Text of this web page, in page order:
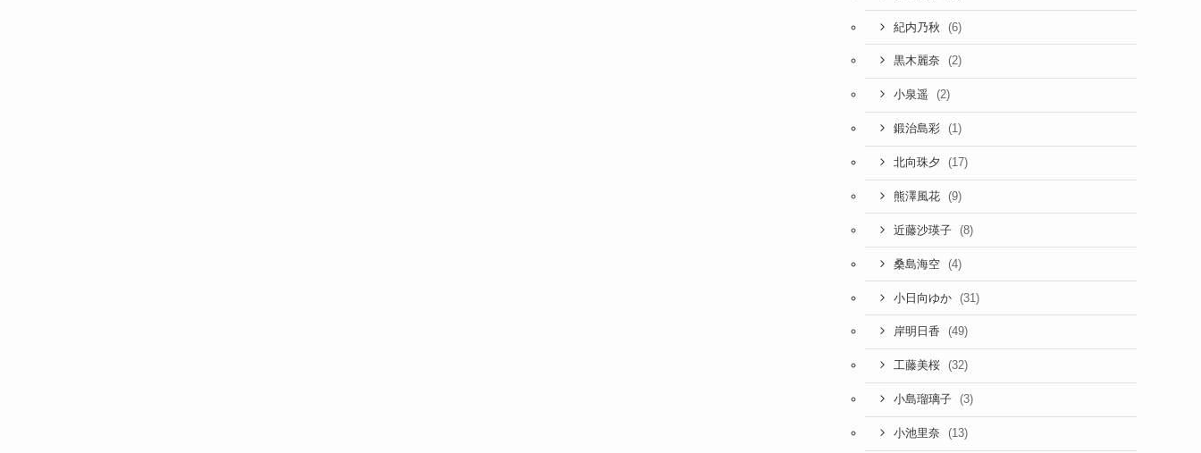
紀内乃秋 (6)
黒木麗奈 (2)
小泉遥 (2)
鍛治島彩 (1)
北向珠夕 (17)
熊澤風花 (9)
近藤沙瑛子 (8)
桑島海空 (4)
小日向ゆか (31)
岸明日香 (49)
工藤美桜 (32)
小島瑠璃子 (3)
小池里奈 (13)